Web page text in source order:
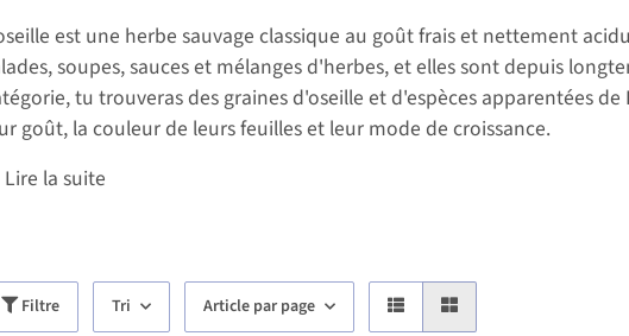
est une herbe sauvage classique au goût frais et nettement
soupes, sauces et mélanges d'herbes, et elles sont depuis
tu trouveras des graines d'oseille et d'espèces apparentées
goût, la couleur de leurs feuilles et leur mode de croissance.
Lire la suite
Filtre Tri Article par page